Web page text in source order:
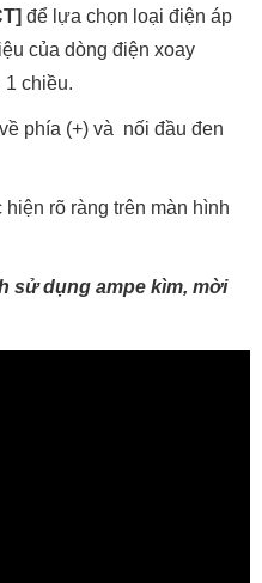
để lựa chọn loại điện áp
của dòng điện xoay
1 chiều.
phía (+) và nối đầu đen
rõ ràng trên màn hình
sử dụng ampe kìm, mời